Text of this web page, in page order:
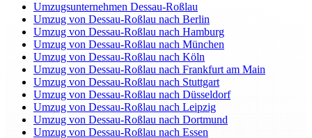
Umzugsunternehmen Dessau-Roßlau
Umzug von Dessau-Roßlau nach Berlin
Umzug von Dessau-Roßlau nach Hamburg
Umzug von Dessau-Roßlau nach München
Umzug von Dessau-Roßlau nach Köln
Umzug von Dessau-Roßlau nach Frankfurt am Main
Umzug von Dessau-Roßlau nach Stuttgart
Umzug von Dessau-Roßlau nach Düsseldorf
Umzug von Dessau-Roßlau nach Leipzig
Umzug von Dessau-Roßlau nach Dortmund
Umzug von Dessau-Roßlau nach Essen